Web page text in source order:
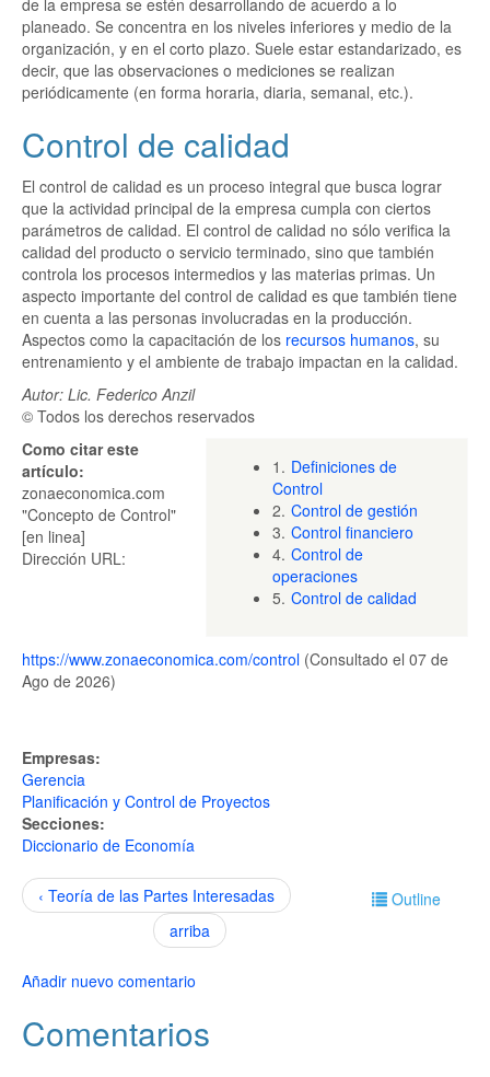
de la empresa se estén desarrollando de acuerdo a lo
planeado. Se concentra en los niveles inferiores y medio de la
organización, y en el corto plazo. Suele estar estandarizado, es
decir, que las observaciones o mediciones se realizan
periódicamente (en forma horaria, diaria, semanal, etc.).
Control de calidad
El control de calidad es un proceso integral que busca lograr
que la actividad principal de la empresa cumpla con ciertos
parámetros de calidad. El control de calidad no sólo verifica la
calidad del producto o servicio terminado, sino que también
controla los procesos intermedios y las materias primas. Un
aspecto importante del control de calidad es que también tiene
en cuenta a las personas involucradas en la producción.
Aspectos como la capacitación de los recursos humanos, su
entrenamiento y el ambiente de trabajo impactan en la calidad.
Autor: Lic. Federico Anzil
© Todos los derechos reservados
1. Definiciones de
Control
2. Control de gestión
3. Control financiero
4. Control de
operaciones
5. Control de calidad
Como citar este
artículo:
zonaeconomica.com
"Concepto de Control"
[en linea]
Dirección URL:
https://www.zonaeconomica.com/control (Consultado el 07 de
Ago de 2026)
Empresas:
Gerencia
Planificación y Control de Proyectos
Secciones:
Diccionario de Economía
Outline
‹ Teoría de las Partes Interesadas
arriba
Añadir nuevo comentario
Comentarios